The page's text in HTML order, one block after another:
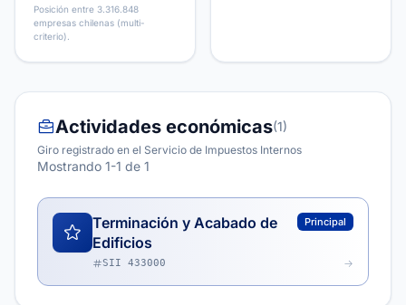
Posición entre 3.316.848
empresas chilenas (multi-
criterio).
Actividades económicas(1)
Giro registrado en el Servicio de Impuestos Internos
Mostrando 1-1 de 1
Terminación y Acabado de
Edificios
Principal
SII 433000